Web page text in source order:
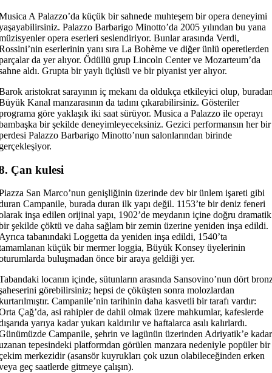
A Palazzo’da küçük bir sahnede muhteşem bir opera deneyimi
Palazzo Barbarigo Minotto’da 2005 yılından bu yana
opera eserleri seslendiriyor. Bunlar arasında Verdi,
eserlerinin yanı sıra La Bohème ve diğer ünlü operetlerden
da yer alıyor. Ödüllü grup Lincoln Center ve Mozarteum’da
aldı. Grupta bir yaylı üçlüsü ve bir piyanist yer alıyor.
aristokrat sarayının iç mekanı da oldukça etkileyici olup,
Kanal manzarasının da tadını çıkarabilirsiniz. Gösteriler
göre yaklaşık iki saat sürüyor. Musica a Palazzo ile operayı
bir şekilde deneyimleyeceksiniz. Gezici performansın her bir
Palazzo Barbarigo Minotto’nun salonlarından birinde
Çan kulesi
San Marco’nun genişliğinin üzerinde dev bir ünlem işareti gibi
Campanile, burada duran ilk yapı değil. 1153’te bir deniz feneri
inşa edilen orijinal yapı, 1902’de meydanın içine doğru dramatik
şekilde çöktü ve daha sağlam bir zemin üzerine yeniden inşa edildi.
tabanındaki Loggetta da yeniden inşa edildi, 1540’ta
küçük bir mermer loggia, Büyük Konsey üyelerinin
buluşmadan önce bir araya geldiği yer.
locanın içinde, sütunların arasında Sansovino’nun dört
görebilirsiniz; hepsi de çöküşten sonra molozlardan
Campanile’nin tarihinin daha kasvetli bir tarafı vardır:
Çağ’da, asi rahipler de dahil olmak üzere mahkumlar, kafeslerde
yarıya kadar yukarı kaldırılır ve haftalarca asılı kalırlardı.
Campanile, şehrin ve lagünün üzerinden Adriyatik’e kadar
tepesindeki platformdan görülen manzara nedeniyle popüler bir
merkezidir (asansör kuyrukları çok uzun olabileceğinden erken
geç saatlerde gitmeye çalışın).